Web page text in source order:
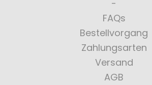
FAQs
Bestellvorgang
Zahlungsarten
Versand
AGB